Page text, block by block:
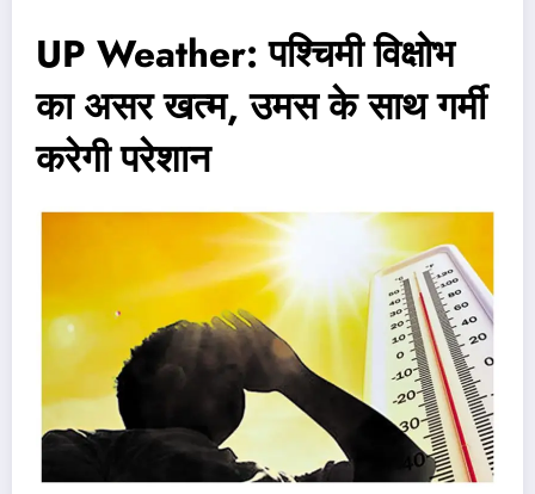
UP Weather: पश्चिमी विक्षोभ
का असर खत्म, उमस के साथ गर्मी
करेगी परेशान